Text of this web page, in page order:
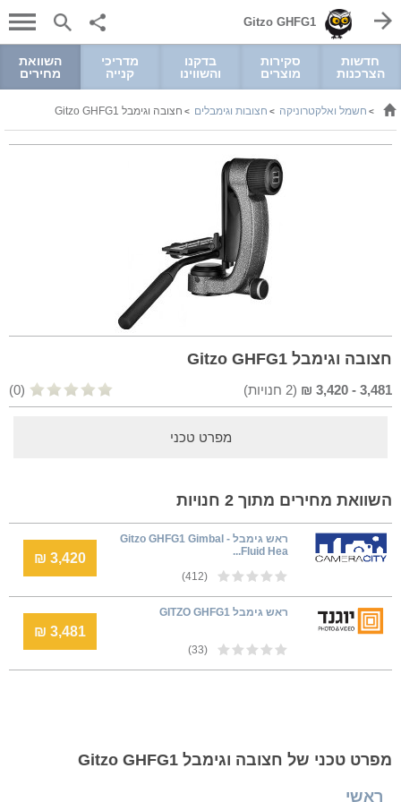
Gitzo GHFG1
חדשות
הצרכנות
סקירות
מוצרים
בדקנו
והשווינו
מדריכי
קנייה
השוואת
מחירים
> חשמל ואלקטרוניקה > חצובות וגימבלים > חצובה וגימבל Gitzo GHFG1
חצובה וגימבל Gitzo GHFG1
3,481
-
3,420
₪
(
2 חנויות) (0)
מפרט טכני
השוואת מחירים מתוך 2 חנויות
ראש גימבל - Gitzo GHFG1 Gimbal
Fluid Hea...
(412)
3,420 ₪
ראש גימבל GITZO GHFG1
(33)
3,481 ₪
מפרט טכני של חצובה וגימבל Gitzo GHFG1
ראשי